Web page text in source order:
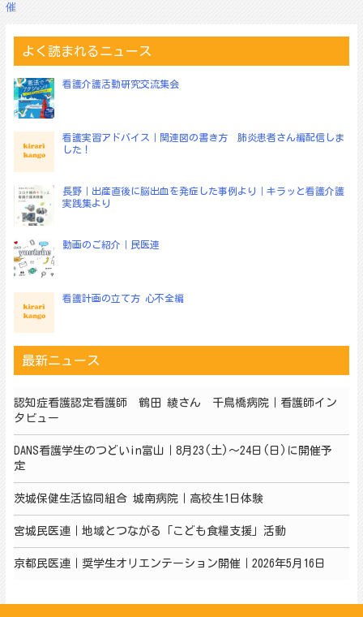
稿
ー
シ
ョ
ン
催
よく読まれるニュース
看護介護活動研究交流集会
看護実習アドバイス｜関連図の書き方 肺炎患者さん編配信しま
した！
長野｜出産直後に脳出血を発症した事例より｜キラッと看護介護
実践集より
動画のご紹介｜民医連
看護計画の立て方 心不全編
最新ニュース
認知症看護認定看護師 鶴田 綾さん 千鳥橋病院｜看護師イン
タビュー
DANS看護学生のつどいin富山｜8月23(土)～24日(日)に開催予
定
茨城保健生活協同組合 城南病院｜高校生1日体験
宮城民医連｜地域とつながる「こども食糧支援」活動
京都民医連｜奨学生オリエンテーション開催｜2026年5月16日